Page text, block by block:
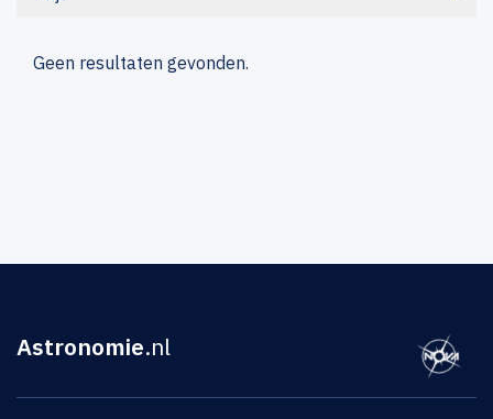
Geen resultaten gevonden.
Astronomie.nl